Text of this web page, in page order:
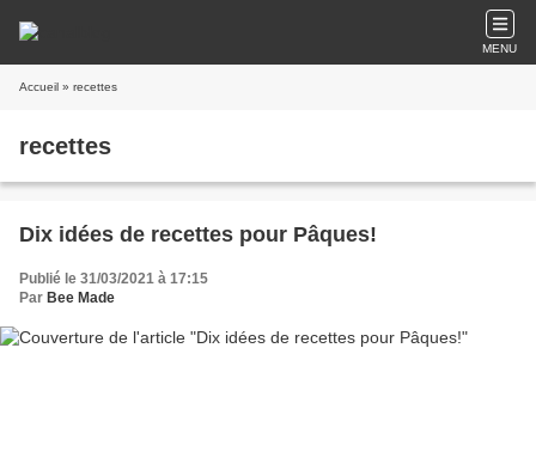
MENU
Accueil » recettes
recettes
Dix idées de recettes pour Pâques!
Publié le 31/03/2021 à 17:15
Par Bee Made